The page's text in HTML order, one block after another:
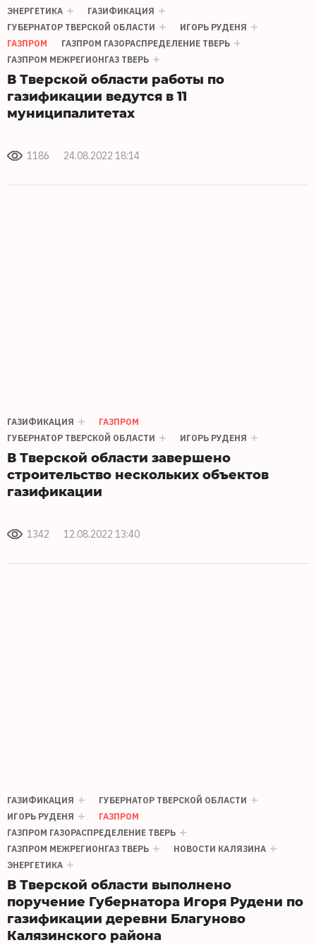
ЭНЕРГЕТИКА
ГАЗИФИКАЦИЯ
ГУБЕРНАТОР ТВЕРСКОЙ ОБЛАСТИ
ИГОРЬ РУДЕНЯ
ГАЗПРОМ
ГАЗПРОМ ГАЗОРАСПРЕДЕЛЕНИЕ ТВЕРЬ
ГАЗПРОМ МЕЖРЕГИОНГАЗ ТВЕРЬ
В Тверской области работы по
газификации ведутся в 11
муниципалитетах
1186 24.08.2022 18:14
ГАЗИФИКАЦИЯ
ГАЗПРОМ
ГУБЕРНАТОР ТВЕРСКОЙ ОБЛАСТИ
ИГОРЬ РУДЕНЯ
В Тверской области завершено
строительство нескольких объектов
газификации
1342 12.08.2022 13:40
ГАЗИФИКАЦИЯ
ГУБЕРНАТОР ТВЕРСКОЙ ОБЛАСТИ
ИГОРЬ РУДЕНЯ
ГАЗПРОМ
ГАЗПРОМ ГАЗОРАСПРЕДЕЛЕНИЕ ТВЕРЬ
ГАЗПРОМ МЕЖРЕГИОНГАЗ ТВЕРЬ
НОВОСТИ КАЛЯЗИНА
ЭНЕРГЕТИКА
В Тверской области выполнено
поручение Губернатора Игоря Рудени по
газификации деревни Благуново
Калязинского района